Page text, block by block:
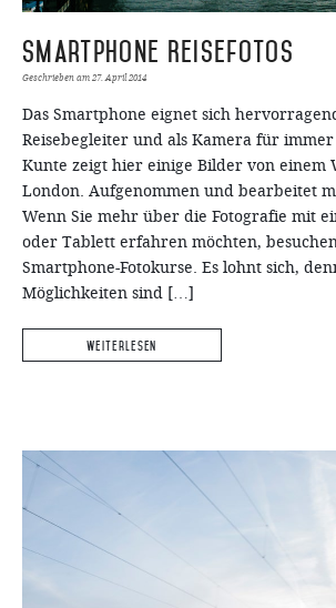
Smartphone Reisefotos
Geschrieben am 27. April 2014
Das Smartphone eignet sich
Reisebegleiter und als Kamera für
Kunte zeigt hier einige Bilder von einem
London. Aufgenommen und bearbeitet
Wenn Sie mehr über die Fotografie mit
oder Tablett erfahren möchten,
Smartphone-Fotokurse. Es lohnt sich,
Möglichkeiten sind […]
Weiterlesen